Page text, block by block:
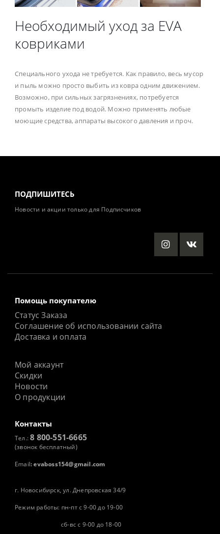
Необходимый уход за EVA
ковриками
Специального ухода не требуется. Как правило, весь мусор
и пыль можно просто выбить из ковра одним движением.
Возможно, при сильных загрязнениях, потребуется
промыть изделие под водой. Можно применять любые
моющие средства, аппараты высокого давления и проч.
ПОДПИШИТЕСЬ
Новости и акции только для Подписчиков
Помощь покупателю
Статус Заказа
Соглашение об использовании сайта
Доставка и оплата
Мой аккаунт
Скидки
Новости
О продукции
Контакты
Тел.:8 800-551-6665
(звонок бесплатный)
Email: evaboss154@gmail.com
г. Новосибирск, ул. Днепровская 34/9
Режим работы: пн-пт с 9-00 до 19-00
сб-вс с 9-00 до 18-00